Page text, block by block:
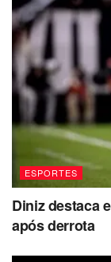
ESPORTES
Diniz destaca
após derrota